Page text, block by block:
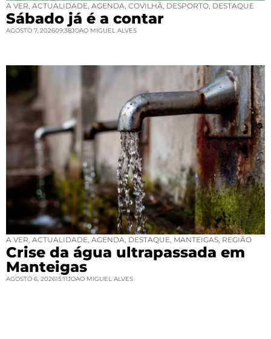
A VER ACTUALIDADE AGENDA COVILHÃ DESPORTO DESTAQUE
Sábado já é a contar
AGOSTO 7, 202609:38JOAO MIGUEL ALVES
A VER ACTUALIDADE AGENDA DESTAQUE MANTEIGAS REGIÃO
Crise da água ultrapassada em
Manteigas
AGOSTO 6, 202615:11JOAO MIGUEL ALVES